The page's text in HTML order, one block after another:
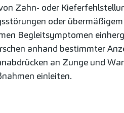
Zahn- oder
oder übermäßigem
Begleitsymptomen
anhand bestimmter
an Zunge und
einleiten.